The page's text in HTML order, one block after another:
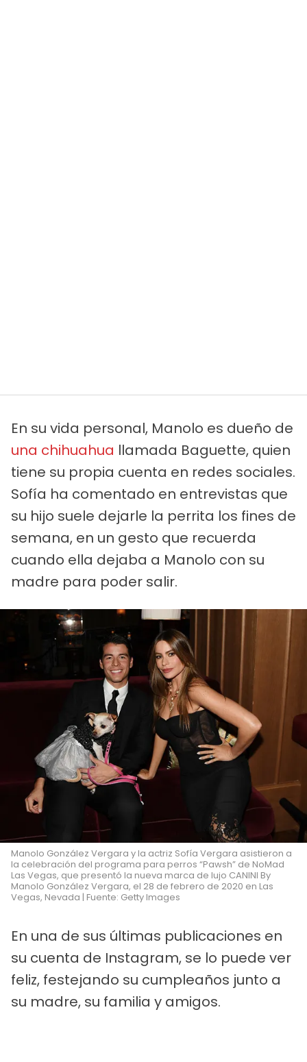
En su vida personal, Manolo es dueño de
una chihuahua llamada Baguette, quien
tiene su propia cuenta en redes sociales.
Sofía ha comentado en entrevistas que
su hijo suele dejarle la perrita los fines de
semana, en un gesto que recuerda
cuando ella dejaba a Manolo con su
madre para poder salir.
Manolo González Vergara y la actriz Sofía Vergara asistieron a
la celebración del programa para perros “Pawsh” de NoMad
Las Vegas, que presentó la nueva marca de lujo CANINI By
Manolo González Vergara, el 28 de febrero de 2020 en Las
Vegas, Nevada | Fuente: Getty Images
En una de sus últimas publicaciones en
su cuenta de Instagram, se lo puede ver
feliz, festejando su cumpleaños junto a
su madre, su familia y amigos.